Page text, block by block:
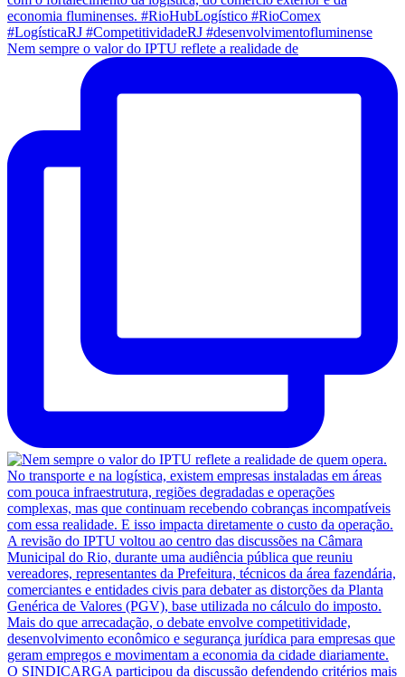
Nem sempre o valor do IPTU reflete a realidade de